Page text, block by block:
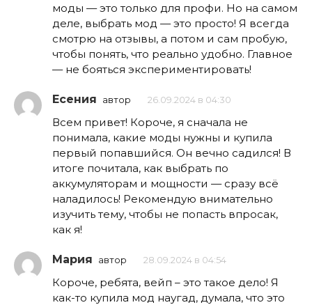
моды — это только для профи. Но на самом
деле, выбрать мод — это просто! Я всегда
смотрю на отзывы, а потом и сам пробую,
чтобы понять, что реально удобно. Главное
— не бояться экспериментировать!
Есения автор 26.09.2024 в 04:30
Всем привет! Короче, я сначала не
понимала, какие моды нужны и купила
первый попавшийся. Он вечно садился! В
итоге почитала, как выбрать по
аккумуляторам и мощности — сразу всё
наладилось! Рекомендую внимательно
изучить тему, чтобы не попасть впросак,
как я!
Мария автор 28.09.2024 в 04:54
Короче, ребята, вейп – это такое дело! Я
как-то купила мод наугад, думала, что это